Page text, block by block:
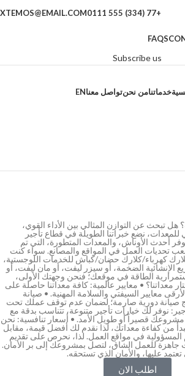
+77 (334) 555 0111
XTEMOS@EMAIL.COM
FAQS
Subscribe us
خدماتنامن نحنتواصل معناEN
تبحث عن التوازن المثالي بين الأداء القوي،
نضع خبراتنا الطويلة في قطاع تأجير
أحدث الأوناش، والمعدات المتطورة، التي تم
تحديات العمل في المواقع والمصانع. سواء كنت
كهرباء/كلارك حضان/كباش للخدمات اللوجستية،
الإنشائية الضخمة، أو سيزر ليفت، أو مان ليفت، أو
الطاقة في موقعك؛ فنحن وجهتك الأولى،
معداتنا؟ • معايير عالمية: كافة معداتنا حاصلة على
معايير السيفتي والسلامة المهنية. • صيانة
صيانة دورية صارمة؛ لضمان عدم توقف عملك تحت
نوفر لك خيارات تأجير متنوعة، تتناسب بدقة مع
قصيراً أو طويل الأمد. • أسعار تنافسية: نحن
من كفاءة معداتك، لذا نقدم لك أفضل قيمة، مقابل
في مواقع العمل. لذا، نحرص على تقديم
للعمل الشاق، لتصل بمشروعك إلى بر الأمان.
عليها، والأمان الذي تستحقه.
اطلب الان